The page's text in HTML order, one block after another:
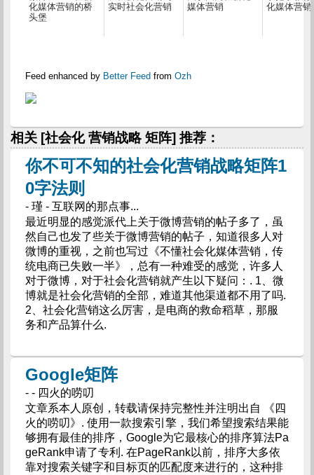
化媒体营销的桥
头堡
实时社会化营销
媒体营销
化媒体营销
Feed enhanced by Better Feed from Ozh
相关 [社会化 营销战略 矩阵] 推荐：
你不可不知的社会化营销战略矩阵1
0字法则
- 瑾 - 互联网的那点事...
最近明显的感觉派代上关于微博营销的帖子多了，虽
然自己也发了些关于微博营销的帖子，知道很多人对
微博的重视，之前也写过《不懂社会化媒体营销，传
统电商已失败一半》，总有一种难受的感觉，许多人
对于微博，对于社会化营销就产生以下疑问：. 1、微
博就是社会化营销的全部，难道其他渠道都不用了吗.
2、社会化营销这么厉害，是电商的救命稻草，那服
务和产品算什么.
Google矩阵
- - 四火的唠叨
文章系本人原创，转载请保持完整性并注明出自 《四
火的唠叨》. 使用一款搜索引擎，我们希望搜索结果能
够拥有最佳的排序，Google为它最核心的排序算法Pa
geRank申请了专利. 在PageRank以前，排序大多依
靠对搜索关键字和目标页的匹配度来进行的，这种排